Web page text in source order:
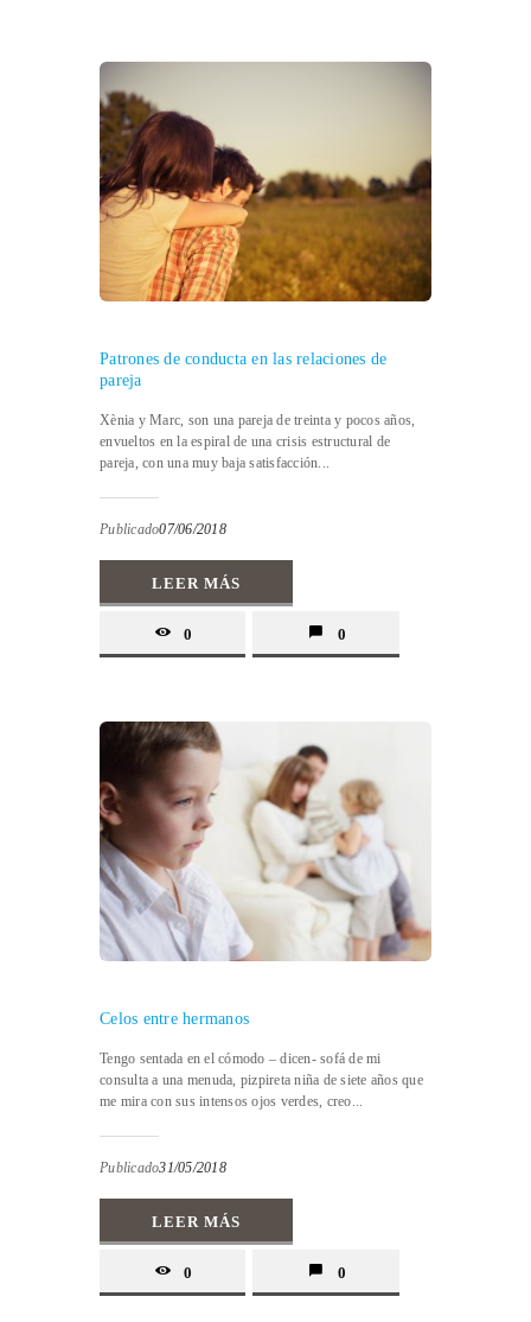
Patrones de conducta en las relaciones de
pareja
Xènia y Marc, son una pareja de treinta y pocos años,
envueltos en la espiral de una crisis estructural de
pareja, con una muy baja satisfacción...
Publicado07/06/2018
LEER MÁS
0 0
Celos entre hermanos
Tengo sentada en el cómodo – dicen- sofá de mi
consulta a una menuda, pizpireta niña de siete años que
me mira con sus intensos ojos verdes, creo...
Publicado31/05/2018
LEER MÁS
0 0